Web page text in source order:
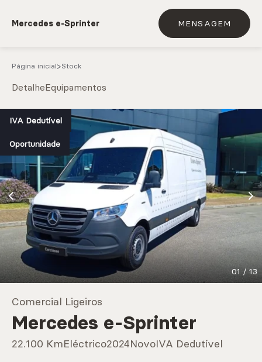
Mercedes e-Sprinter MENSAGEM
Página inicial Stock
DetalheEquipamentos
01 / 13
IVA Dedutível
Oportunidade
Comercial Ligeiros
Mercedes e-Sprinter
22.100 KmEléctrico2024NovoIVA Dedutível
e.g. Mercedes-Benz; BMW; Ford
Stock
CARREGAR MAIS
Marcas
CARREGAR MAIS